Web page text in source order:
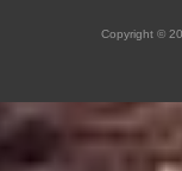
Copyright ©